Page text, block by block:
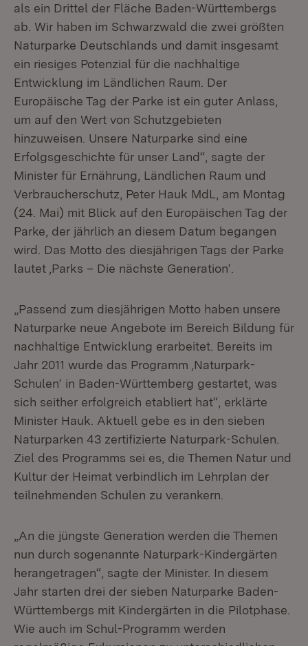
als ein Drittel der Fläche Baden-Württembergs
ab. Wir haben im Schwarzwald die zwei größten
Naturparke Deutschlands und damit insgesamt
ein riesiges Potenzial für die nachhaltige
Entwicklung im Ländlichen Raum. Der
Europäische Tag der Parke ist ein guter Anlass,
um auf den Wert von Schutzgebieten
hinzuweisen. Unsere Naturparke sind eine
Erfolgsgeschichte für unser Land“, sagte der
Minister für Ernährung, Ländlichen Raum und
Verbraucherschutz, Peter Hauk MdL, am Montag
(24. Mai) mit Blick auf den Europäischen Tag der
Parke, der jährlich an diesem Datum begangen
wird. Das Motto des diesjährigen Tags der Parke
lautet ‚Parks – Die nächste Generation‘.
„Passend zum diesjährigen Motto haben unsere
Naturparke neue Angebote im Bereich Bildung für
nachhaltige Entwicklung erarbeitet. Bereits im
Jahr 2011 wurde das Programm ‚Naturpark-
Schulen‘ in Baden-Württemberg gestartet, was
sich seither erfolgreich etabliert hat“, erklärte
Minister Hauk. Aktuell gebe es in den sieben
Naturparken 43 zertifizierte Naturpark-Schulen.
Ziel des Programms sei es, die Themen Natur und
Kultur der Heimat verbindlich im Lehrplan der
teilnehmenden Schulen zu verankern.
„An die jüngste Generation werden die Themen
nun durch sogenannte Naturpark-Kindergärten
herangetragen“, sagte der Minister. In diesem
Jahr starten drei der sieben Naturparke Baden-
Württembergs mit Kindergärten in die Pilotphase.
Wie auch im Schul-Programm werden